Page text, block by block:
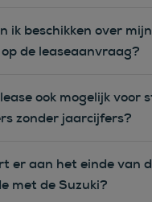
ik beschikken over
de leaseaanvraag?
ook mogelijk voor
zonder jaarcijfers?
er aan het einde van
met de Suzuki?